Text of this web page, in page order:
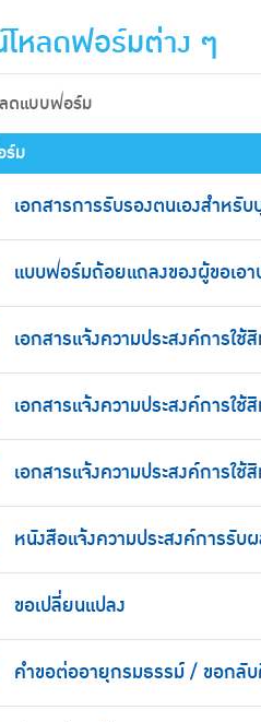
โหลดฟอร์มต่าง ๆ
ดแบบฟอร์ม
ม
เอกสารการรับรองตนเองสำห
แบบฟอร์มถ้อยแถลงของผู้ขอเอ
เอกสารแจ้งความประสงค์การใ
เอกสารแจ้งความประสงค์การใ
เอกสารแจ้งความประสงค์การใ
หนังสือแจ้งความประสงค์การรับ
ขอเปลี่ยนแปลง
คำขอต่ออายุกรมธรรม์ / ขอกลั